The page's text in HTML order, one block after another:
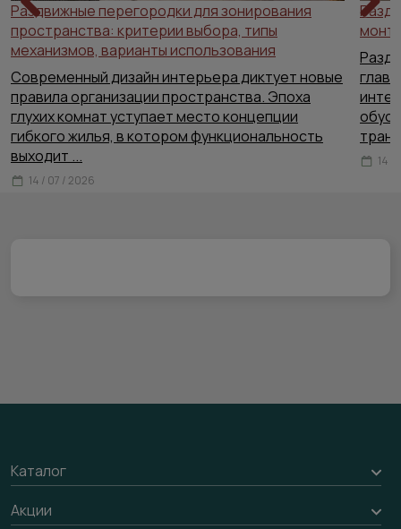
Раздвижные перегородки для зонирования
пространства: критерии выбора, типы
механизмов, варианты использования
Современный дизайн интерьера диктует новые
правила организации пространства. Эпоха
глухих комнат уступает место концепции
гибкого жилья, в котором функциональность
выходит ...
14 / 07 / 2026
14 /
Previous Next
Каталог
Межкомнатные двери
Акции